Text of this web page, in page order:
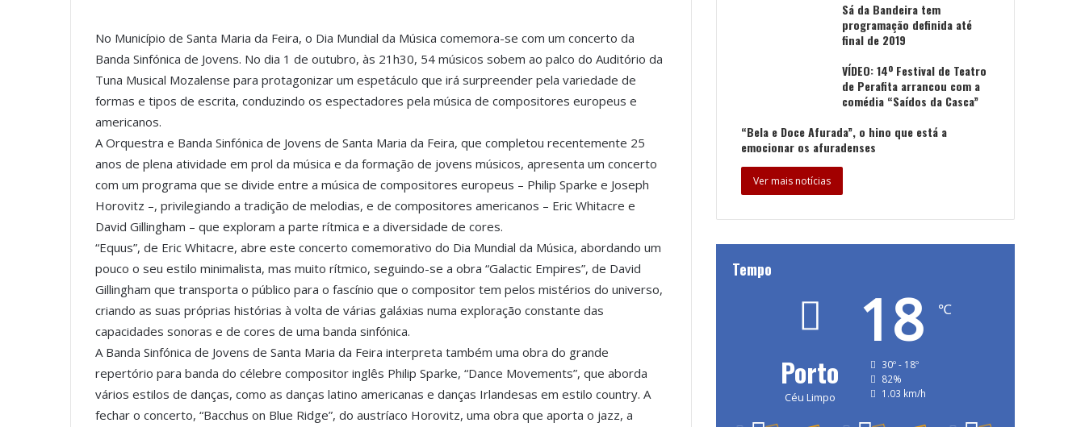
No Município de Santa Maria da Feira, o Dia Mundial da Música comemora-se com um concerto da
Banda Sinfónica de Jovens. No dia 1 de outubro, às 21h30, 54 músicos sobem ao palco do Auditório da
Tuna Musical Mozalense para protagonizar um espetáculo que irá surpreender pela variedade de
formas e tipos de escrita, conduzindo os espectadores pela música de compositores europeus e
americanos.
A Orquestra e Banda Sinfónica de Jovens de Santa Maria da Feira, que completou recentemente 25
anos de plena atividade em prol da música e da formação de jovens músicos, apresenta um concerto
com um programa que se divide entre a música de compositores europeus – Philip Sparke e Joseph
Horovitz –, privilegiando a tradição de melodias, e de compositores americanos – Eric Whitacre e
David Gillingham – que exploram a parte rítmica e a diversidade de cores.
“Equus”, de Eric Whitacre, abre este concerto comemorativo do Dia Mundial da Música, abordando um
pouco o seu estilo minimalista, mas muito rítmico, seguindo-se a obra “Galactic Empires”, de David
Gillingham que transporta o público para o fascínio que o compositor tem pelos mistérios do universo,
criando as suas próprias histórias à volta de várias galáxias numa exploração constante das
capacidades sonoras e de cores de uma banda sinfónica.
A Banda Sinfónica de Jovens de Santa Maria da Feira interpreta também uma obra do grande
repertório para banda do célebre compositor inglês Philip Sparke, “Dance Movements”, que aborda
vários estilos de danças, como as danças latino americanas e danças Irlandesas em estilo country. A
fechar o concerto, “Bacchus on Blue Ridge”, do austríaco Horovitz, uma obra que aporta o jazz, a
Sá da Bandeira tem
programação definida até
final de 2019
VÍDEO: 14º Festival de Teatro
de Perafita arrancou com a
comédia “Saídos da Casca”
“Bela e Doce Afurada”, o hino que está a
emocionar os afuradenses
Ver mais notícias
Tempo
Porto
Céu Limpo
18 ℃
30º - 18º
82%
1.03 km/h